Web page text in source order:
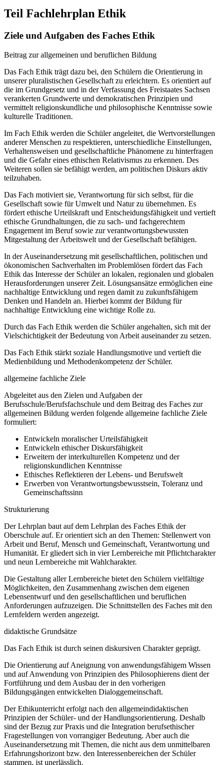
Teil Fachlehrplan Ethik
Ziele und Aufgaben des Faches Ethik
Beitrag zur allgemeinen und beruflichen Bildung
Das Fach Ethik trägt dazu bei, den Schülern die Orientierung in
unserer pluralistischen Gesellschaft zu erleichtern. Es orientiert auf
die im Grundgesetz und in der Verfassung des Freistaates Sachsen
verankerten Grundwerte und demokratischen Prinzipien und
vermittelt religionskundliche und philosophische Kenntnisse sowie
kulturelle Traditionen.
Im Fach Ethik werden die Schüler angeleitet, die Wertvorstellungen
anderer Menschen zu respektieren, unterschiedliche Einstellungen,
Verhaltensweisen und gesellschaftliche Phänomene zu hinterfragen
und die Gefahr eines ethischen Relativismus zu erkennen. Des
Weiteren sollen sie befähigt werden, am politischen Diskurs aktiv
teilzuhaben.
Das Fach motiviert sie, Verantwortung für sich selbst, für die
Gesellschaft sowie für Umwelt und Natur zu übernehmen. Es
fördert ethische Urteilskraft und Entscheidungsfähigkeit und vertieft
ethische Grundhaltungen, die zu sach- und fachgerechtem
Engagement im Beruf sowie zur verantwortungsbewussten
Mitgestaltung der Arbeitswelt und der Gesellschaft befähigen.
In der Auseinandersetzung mit gesellschaftlichen, politischen und
ökonomischen Sachverhalten im Problemlösen fördert das Fach
Ethik das Interesse der Schüler an lokalen, regionalen und globalen
Herausforderungen unserer Zeit. Lösungsansätze ermöglichen eine
nachhaltige Entwicklung und regen damit zu zukunftsfähigem
Denken und Handeln an. Hierbei kommt der Bildung für
nachhaltige Entwicklung eine wichtige Rolle zu.
Durch das Fach Ethik werden die Schüler angehalten, sich mit der
Vielschichtigkeit der Bedeutung von Arbeit auseinander zu setzen.
Das Fach Ethik stärkt soziale Handlungsmotive und vertieft die
Medienbildung und Methodenkompetenz der Schüler.
allgemeine fachliche Ziele
Abgeleitet aus den Zielen und Aufgaben der
Berufsschule/Berufsfachschule und dem Beitrag des Faches zur
allgemeinen Bildung werden folgende allgemeine fachliche Ziele
formuliert:
Entwickeln moralischer Urteilsfähigkeit
Entwickeln ethischer Diskursfähigkeit
Erweitern der interkulturellen Kompetenz und der
religionskundlichen Kenntnisse
Ethisches Reflektieren der Lebens- und Berufswelt
Erwerben von Verantwortungsbewusstsein, Toleranz und
Gemeinschaftssinn
Strukturierung
Der Lehrplan baut auf dem Lehrplan des Faches Ethik der
Oberschule auf. Er orientiert sich an den Themen: Stellenwert von
Arbeit und Beruf, Mensch und Gemeinschaft, Verantwortung und
Humanität. Er gliedert sich in vier Lernbereiche mit Pflichtcharakter
und neun Lernbereiche mit Wahlcharakter.
Die Gestaltung aller Lernbereiche bietet den Schülern vielfältige
Möglichkeiten, den Zusammenhang zwischen dem eigenen
Lebensentwurf und den gesellschaftlichen und beruflichen
Anforderungen aufzuzeigen. Die Schnittstellen des Faches mit den
Lernfeldern werden angezeigt.
didaktische Grundsätze
Das Fach Ethik ist durch seinen diskursiven Charakter geprägt.
Die Orientierung auf Aneignung von anwendungsfähigem Wissen
und auf Anwendung von Prinzipien des Philosophierens dient der
Fortführung und dem Ausbau der in den vorherigen
Bildungsgängen entwickelten Dialoggemeinschaft.
Der Ethikunterricht erfolgt nach den allgemeindidaktischen
Prinzipien der Schüler- und der Handlungsorientierung. Deshalb
sind der Bezug zur Praxis und die Integration berufsethischer
Fragestellungen von vorrangiger Bedeutung. Aber auch die
Auseinandersetzung mit Themen, die nicht aus dem unmittelbaren
Erfahrungshorizont bzw. den Interessenbereichen der Schüler
stammen, ist unerlässlich.